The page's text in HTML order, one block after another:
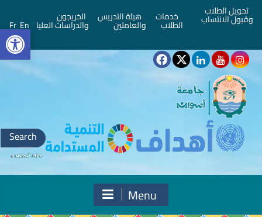
تحويل الطلاب
وقبول الانتساب خدمات
الطلاب
هيئة التدريس
والعاملين
الخريجون
والدراسات العليا En
Fr
Search
for:
Menu